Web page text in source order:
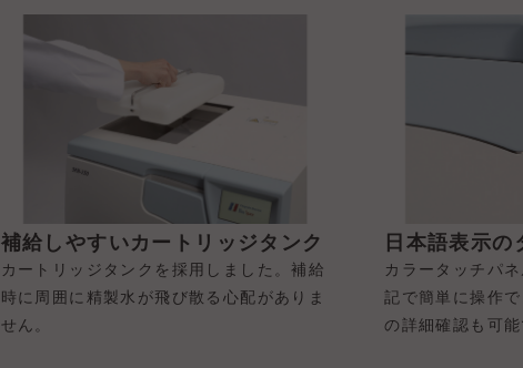
補給しやすいカートリッジタンク
カートリッジタンクを採用しました。補給
時に周囲に精製水が飛び散る心配がありま
せん。
日本語表示の
カラータッチパ
記で簡単に操作
の詳細確認も可能